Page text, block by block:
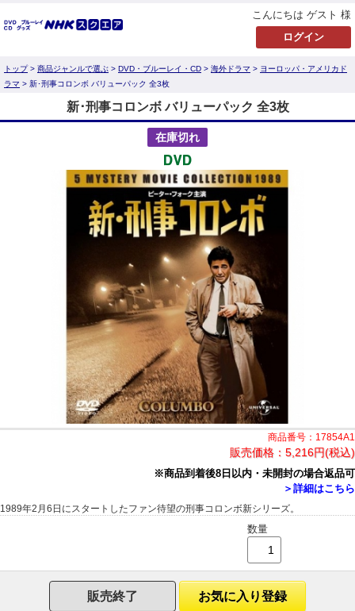
こんにちは ゲスト 様
トップ> 商品ジャンルで選ぶ > DVD・ブルーレイ・CD > 海外ドラマ > ヨーロッパ・アメリカド
ラマ > 新･刑事コロンボ バリューパック 全3枚
新･刑事コロンボ バリューパック 全3枚
在庫切れ
商品番号：17854A1
販売価格： 5,216円(税込)
※商品到着後8日以内・未開封の場合返品可
＞詳細はこちら
1989年2月6日にスタートしたファン待望の刑事コロンボ新シリーズ。
数量
販売終了 お気に入り登録